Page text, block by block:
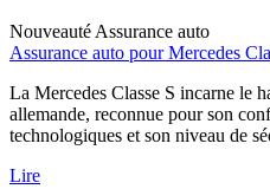
Nouveauté Assurance auto
Assurance auto pour Mercedes
La Mercedes Classe S incarne le
allemande, reconnue pour son
technologiques et son niveau de
Lire